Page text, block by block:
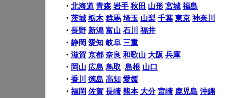
・ 北海道 青森 岩手 秋田 山形 宮城 福島
・ 茨城 栃木 群馬 埼玉 山梨 千葉 東京 神奈川
・ 長野 新潟 富山 石川
福井
・ 静岡 愛知 岐阜 三重
・ 滋賀 京都 奈良 和歌山 大阪 兵庫
・ 岡山 広島 鳥取 島根 山口
・ 香川 徳島 高知 愛媛
・ 福岡 佐賀 長崎 熊本 大分 宮崎 鹿児島 沖縄